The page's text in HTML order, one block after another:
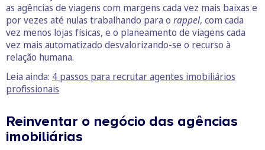
as agências de viagens com margens cada vez mais baixas e
por vezes até nulas trabalhando para o rappel, com cada
vez menos lojas físicas, e o planeamento de viagens cada
vez mais automatizado desvalorizando-se o recurso à
relação humana.
Leia ainda: 4 passos para recrutar agentes imobiliários
profissionais
Reinventar o negócio das agências
imobiliárias